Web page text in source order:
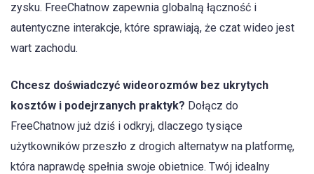
zysku. FreeChatnow zapewnia globalną łączność i
autentyczne interakcje, które sprawiają, że czat wideo jest
wart zachodu.
Chcesz doświadczyć wideorozmów bez ukrytych
kosztów i podejrzanych praktyk? Dołącz do
FreeChatnow już dziś i odkryj, dlaczego tysiące
użytkowników przeszło z drogich alternatyw na platformę,
która naprawdę spełnia swoje obietnice. Twój idealny